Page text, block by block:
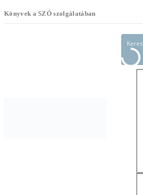
Könyvek a SZÓ szolgálatában